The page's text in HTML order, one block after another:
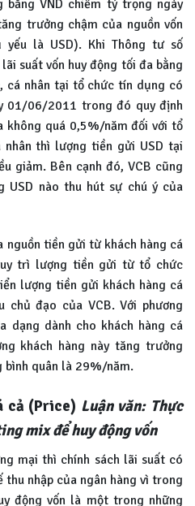
bằng VND chiếm tỷ trọng ngày
trưởng chậm của nguồn vốn
là USD). Khi Thông tư số
suất vốn huy động tối đa bằng
cá nhân tại tổ chức tín dụng có
01/06/2011 trong đó quy định
không quá 0,5%/năm đối với tổ
thì lượng tiền gửi USD tại
giảm. Bên cạnh đó, VCB cũng
USD nào thu hút sự chú ý của
nguồn tiền gửi từ khách hàng cá
trì lượng tiền gửi từ tổ chức
lượng tiền gửi khách hàng cá
đạo của VCB. Với phương
dạng dành cho khách hàng cá
khách hàng này tăng trưởng
bình quân là 29%/năm.
cả (Price) Luận văn: Thực
mix để huy động vốn
mại thì chính sách lãi suất có
thu nhập của ngân hàng vì trong
động vốn là một trong những